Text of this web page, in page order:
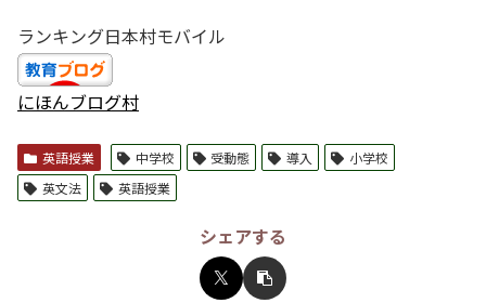
ランキング日本村モバイル
にほんブログ村
英語授業 中学校 受動態 導入
小学校
英文法
英語授業
シェアする